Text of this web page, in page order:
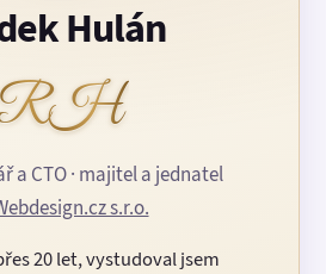
Hulán
a CTO · majitel a jednatel
s.r.o.
20 let, vystudoval jsem